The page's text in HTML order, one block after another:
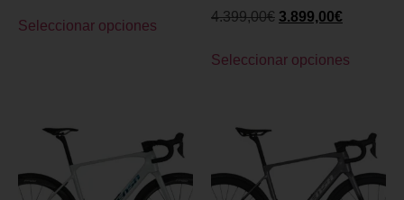
Seleccionar opciones
4.399,00€ 3.899,00€
Seleccionar opciones